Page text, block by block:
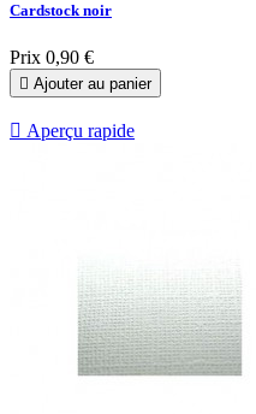
Cardstock noir
Prix 0,90 €
 Ajouter au panier
 Aperçu rapide